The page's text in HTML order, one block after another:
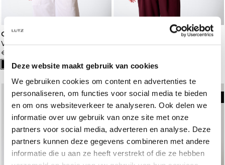
Deze website maakt gebruik van cookies
We gebruiken cookies om content en advertenties te
personaliseren, om functies voor social media te bieden
en om ons websiteverkeer te analyseren. Ook delen we
informatie over uw gebruik van onze site met onze
partners voor social media, adverteren en analyse. Deze
partners kunnen deze gegevens combineren met andere
informatie die u aan ze heeft verstrekt of die ze hebben
Closed
Washed Sweater met Print Zwart/Geel
€ 180,00
Gestreepte Sweater